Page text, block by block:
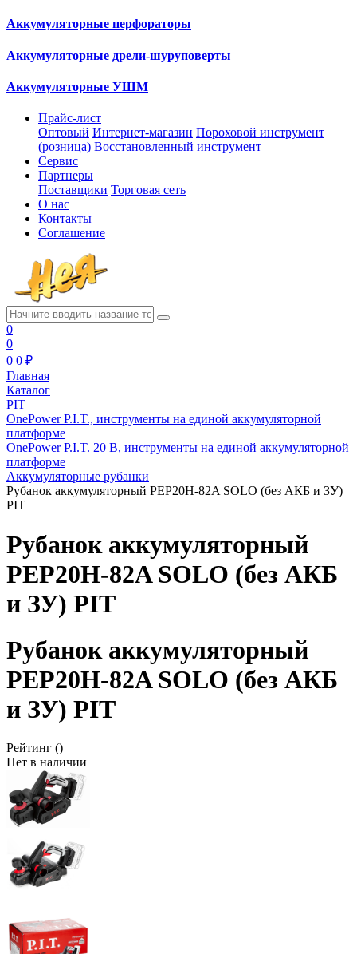
Аккумуляторные перфораторы
Аккумуляторные дрели-шуруповерты
Аккумуляторные УШМ
Прайс-лист
Оптовый Интернет-магазин Пороховой инструмент
(розница) Восстановленный инструмент
Сервис
Партнеры
Поставщики Торговая сеть
О нас
Контакты
Соглашение
0
0
0 0 ₽
Главная
Каталог
PIT
OnePower P.I.T., инструменты на единой аккумуляторной
платформе
OnePower P.I.T. 20 В, инструменты на единой аккумуляторной
платформе
Аккумуляторные рубанки
Рубанок аккумуляторный PEP20H-82A SOLO (без АКБ и ЗУ)
PIT
Рубанок аккумуляторный
PEP20H-82A SOLO (без АКБ
и ЗУ) PIT
Рубанок аккумуляторный
PEP20H-82A SOLO (без АКБ
и ЗУ) PIT
Рейтинг ()
Нет в наличии